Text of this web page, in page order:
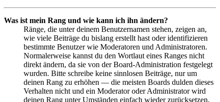
Was ist mein Rang und wie kann ich ihn ändern?
Ränge, die unter deinem Benutzernamen stehen, zeigen an,
wie viele Beiträge du bislang erstellt hast oder identifizieren
bestimmte Benutzer wie Moderatoren und Administratoren.
Normalerweise kannst du den Wortlaut eines Ranges nicht
direkt ändern, da sie von der Board-Administration festgelegt
wurden. Bitte schreibe keine sinnlosen Beiträge, nur um
deinen Rang zu erhöhen — die meisten Boards dulden dieses
Verhalten nicht und ein Moderator oder Administrator wird
deinen Rang unter Umständen einfach wieder zurücksetzen.